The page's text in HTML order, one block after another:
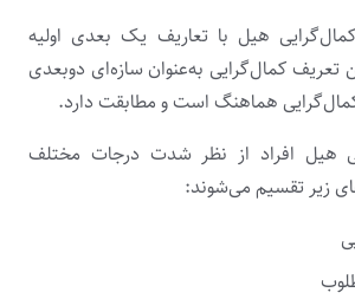
هیل با تعاریف یک بعدی اولیه
تعریف کمال‌گرایی به‌عنوان سازه‌ای دوبعدی
هماهنگ است و مطابقت دارد.
هیل افراد از نظر شدت درجات مختلف
زیر تقسیم می‌شوند: